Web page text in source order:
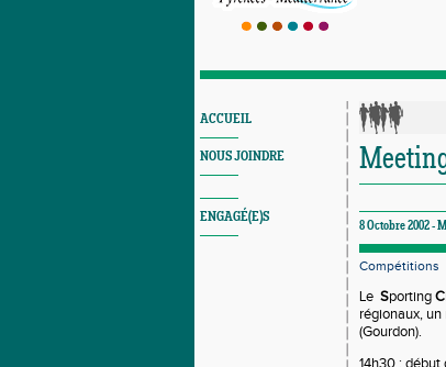
ACCUEIL
NOUS JOINDRE
ENGAGÉ(E)S
8 Octobre 2002 -
Compétitions
Le SportingC
régionaux,
(Gourdon).